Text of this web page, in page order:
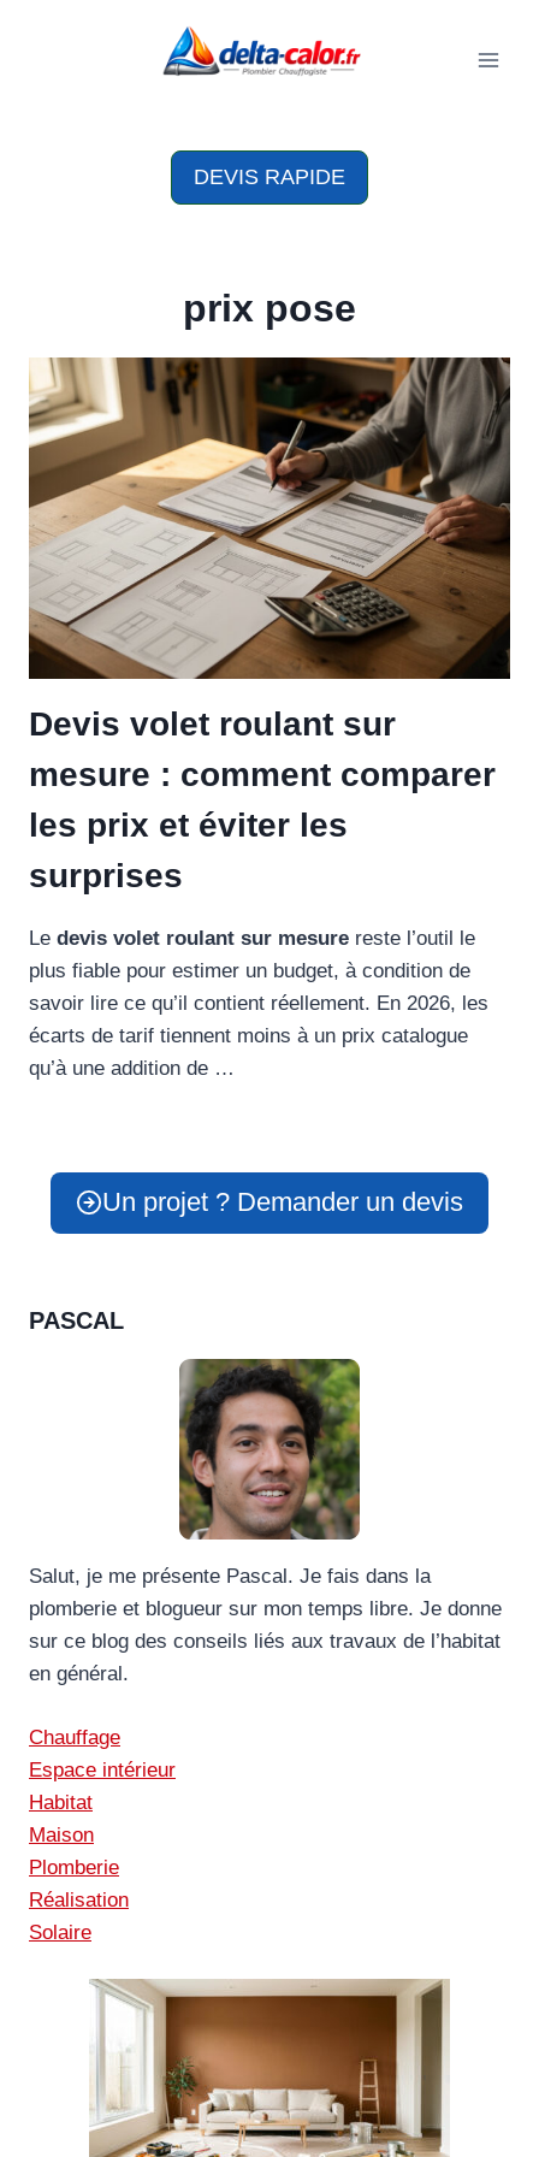
DEVIS RAPIDE
prix pose
Devis volet roulant sur
mesure : comment comparer
les prix et éviter les
surprises
Le devis volet roulant sur mesure reste l’outil le
plus fiable pour estimer un budget, à condition de
savoir lire ce qu’il contient réellement. En 2026, les
écarts de tarif tiennent moins à un prix catalogue
qu’à une addition de …
Un projet ? Demander un devis
PASCAL
Salut, je me présente Pascal. Je fais dans la
plomberie et blogueur sur mon temps libre. Je donne
sur ce blog des conseils liés aux travaux de l’habitat
en général.
Chauffage
Espace intérieur
Habitat
Maison
Plomberie
Réalisation
Solaire